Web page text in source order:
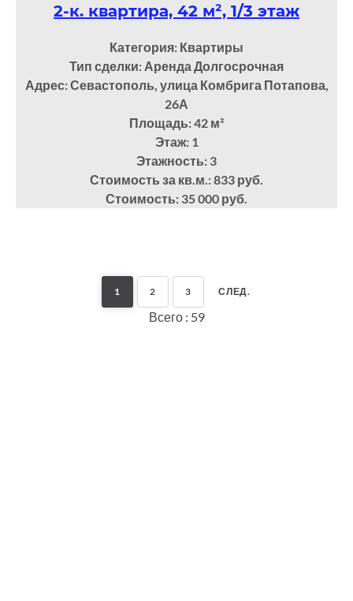
2-к. квартира, 42 м², 1/3 этаж
Категория: Квартиры
Тип сделки: Аренда Долгосрочная
Адрес: Севастополь, улица Комбрига Потапова,
26А
Площадь: 42 м²
Этаж: 1
Этажность: 3
Стоимость за кв.м.: 833 руб.
Стоимость: 35 000 руб.
1 2 3 СЛЕД.
Всего : 59